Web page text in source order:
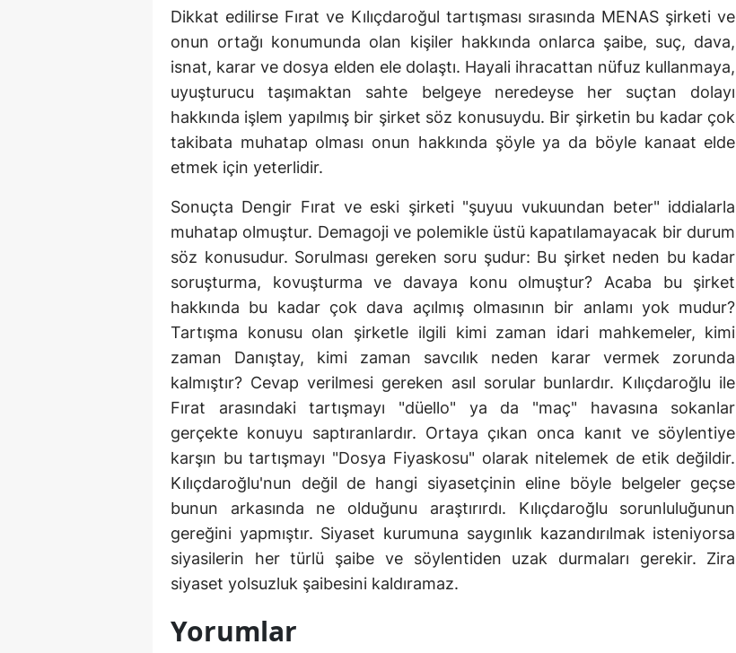
Dikkat edilirse Fırat ve Kılıçdaroğul tartışması sırasında MENAS şirketi ve
onun ortağı konumunda olan kişiler hakkında onlarca şaibe, suç, dava,
isnat, karar ve dosya elden ele dolaştı. Hayali ihracattan nüfuz kullanmaya,
uyuşturucu taşımaktan sahte belgeye neredeyse her suçtan dolayı
hakkında işlem yapılmış bir şirket söz konusuydu. Bir şirketin bu kadar çok
takibata muhatap olması onun hakkında şöyle ya da böyle kanaat elde
etmek için yeterlidir.
Sonuçta Dengir Fırat ve eski şirketi "şuyuu vukuundan beter" iddialarla
muhatap olmuştur. Demagoji ve polemikle üstü kapatılamayacak bir durum
söz konusudur. Sorulması gereken soru şudur: Bu şirket neden bu kadar
soruşturma, kovuşturma ve davaya konu olmuştur? Acaba bu şirket
hakkında bu kadar çok dava açılmış olmasının bir anlamı yok mudur?
Tartışma konusu olan şirketle ilgili kimi zaman idari mahkemeler, kimi
zaman Danıştay, kimi zaman savcılık neden karar vermek zorunda
kalmıştır? Cevap verilmesi gereken asıl sorular bunlardır. Kılıçdaroğlu ile
Fırat arasındaki tartışmayı "düello" ya da "maç" havasına sokanlar
gerçekte konuyu saptıranlardır. Ortaya çıkan onca kanıt ve söylentiye
karşın bu tartışmayı "Dosya Fiyaskosu" olarak nitelemek de etik değildir.
Kılıçdaroğlu'nun değil de hangi siyasetçinin eline böyle belgeler geçse
bunun arkasında ne olduğunu araştırırdı. Kılıçdaroğlu sorunluluğunun
gereğini yapmıştır. Siyaset kurumuna saygınlık kazandırılmak isteniyorsa
siyasilerin her türlü şaibe ve söylentiden uzak durmaları gerekir. Zira
siyaset yolsuzluk şaibesini kaldıramaz.
Yorumlar